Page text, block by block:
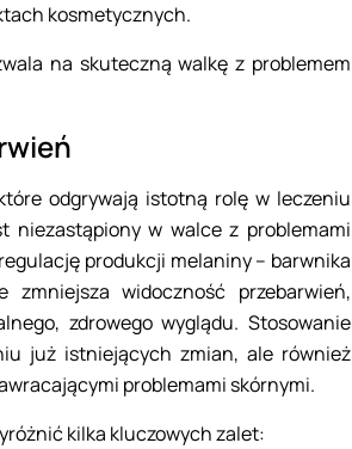
kosmetycznych.
na skuteczną walkę z problemem
odgrywają istotną rolę w leczeniu
niezastąpiony w walce z problemami
produkcji melaniny – barwnika
widoczność przebarwień,
zdrowego wyglądu. Stosowanie
już istniejących zmian, ale również
problemami skórnymi.
kilka kluczowych zalet: